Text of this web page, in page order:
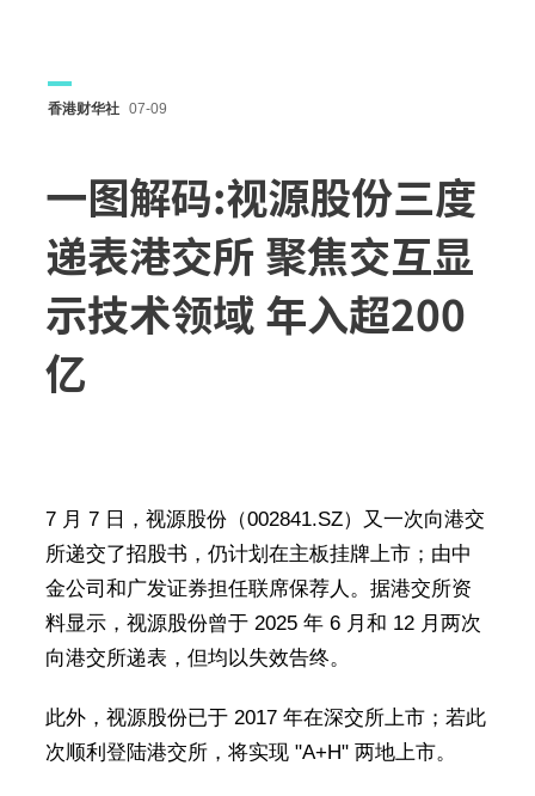
香港财华社 07-09
一图解码:视源股份三度
递表港交所 聚焦交互显
示技术领域 年入超200
亿
7 月 7 日，视源股份（002841.SZ）又一次向港交
所递交了招股书，仍计划在主板挂牌上市；由中
金公司和广发证券担任联席保荐人。据港交所资
料显示，视源股份曾于 2025 年 6 月和 12 月两次
向港交所递表，但均以失效告终。
此外，视源股份已于 2017 年在深交所上市；若此
次顺利登陆港交所，将实现 "A+H" 两地上市。